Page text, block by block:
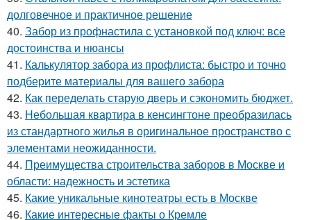
долговечное и практичное решение
40. Забор из профнастила с установкой под ключ: все
достоинства и нюансы
41. Калькулятор забора из профлиста: быстро и точно
подберите материалы для вашего забора
42. Как переделать старую дверь и сэкономить бюджет.
43. Небольшая квартира в кенсингтоне преобразилась
из стандартного жилья в оригинальное пространство с
элементами неожиданности.
44. Преимущества строительства заборов в Москве и
области: надежность и эстетика
45. Какие уникальные кинотеатры есть в Москве
46. Какие интересные факты о Кремле